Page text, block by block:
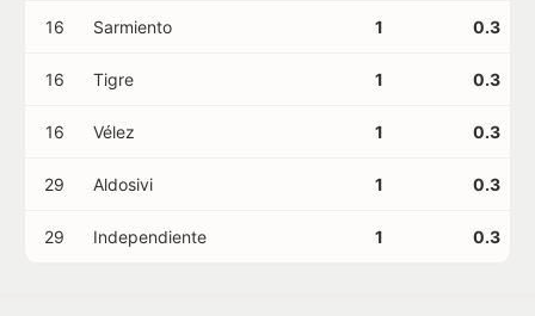
16 Sarmiento 1 0.3
16 Tigre 1 0.3
16 Vélez 1 0.3
29 Aldosivi 1 0.3
29 Independiente 1 0.3